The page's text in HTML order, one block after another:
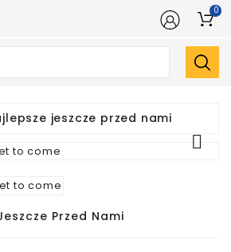
0
jeszcze przed nami

Przed Nami